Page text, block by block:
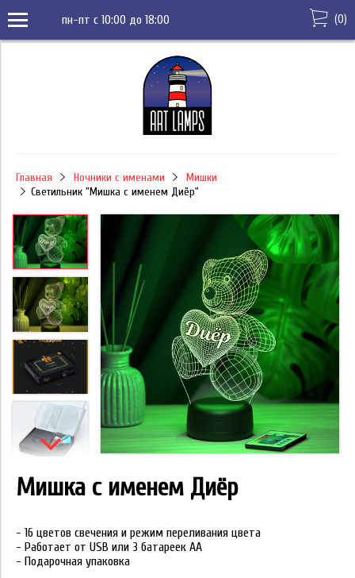
пн-пт с 10:00 до 18:00 (0)
Главная Ночники с именами
Мишки
Светильник "Мишка с именем Диёр"
Мишка с именем Диёр
- 16 цветов свечения и режим переливания цвета
- Работает от USB или 3 батареек АА
- Подарочная упаковка